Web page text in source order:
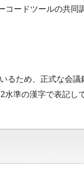
ードツールの共同
るため、正式な会議
準の漢字で表記し